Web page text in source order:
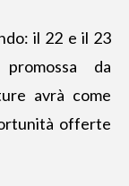
il 22 e il 23
da
avrà come
offerte